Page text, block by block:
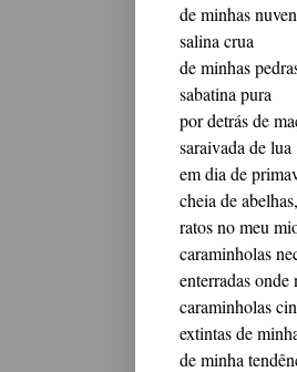
de minhas
salina crua
de minhas
sabatina pura
por detrás de
saraivada de lua
em dia de
cheia de
ratos no meu
caraminholas
enterradas onde
caraminholas
extintas de
de minha